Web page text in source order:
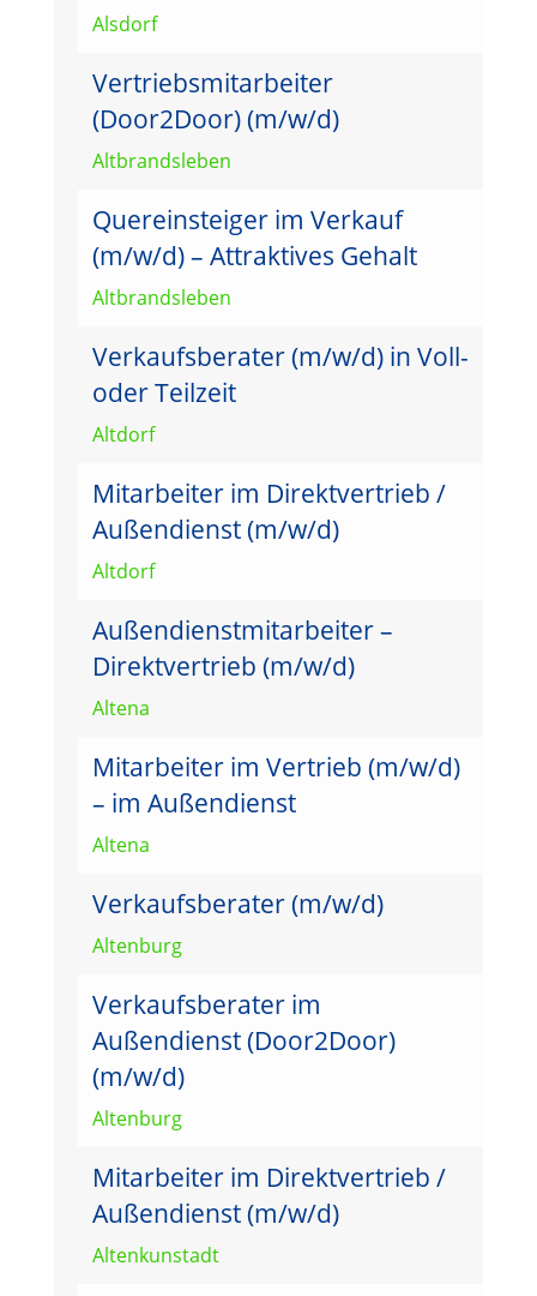
Alsdorf
Vertriebsmitarbeiter
(Door2Door) (m/w/d)
Altbrandsleben
Quereinsteiger im Verkauf
(m/w/d) – Attraktives Gehalt
Altbrandsleben
Verkaufsberater (m/w/d) in Voll-
oder Teilzeit
Altdorf
Mitarbeiter im Direktvertrieb /
Außendienst (m/w/d)
Altdorf
Außendienstmitarbeiter –
Direktvertrieb (m/w/d)
Altena
Mitarbeiter im Vertrieb (m/w/d)
– im Außendienst
Altena
Verkaufsberater (m/w/d)
Altenburg
Verkaufsberater im
Außendienst (Door2Door)
(m/w/d)
Altenburg
Mitarbeiter im Direktvertrieb /
Außendienst (m/w/d)
Altenkunstadt